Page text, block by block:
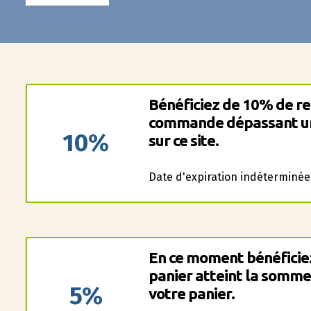
10%
Bénéficiez de 10% de
commande dépassant
sur ce site.
Date d'expiration
5%
En ce moment
panier atteint la
votre panier.